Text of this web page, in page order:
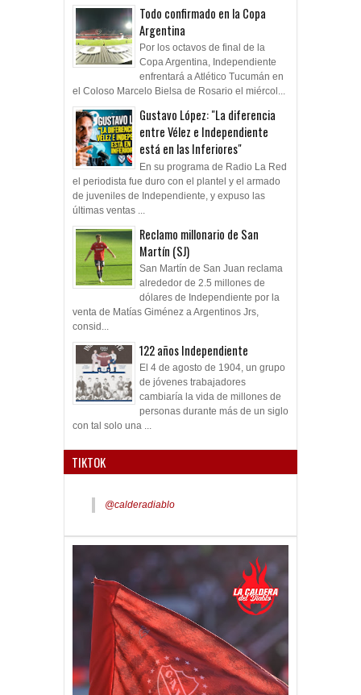
Todo confirmado en la Copa
Argentina
Por los octavos de final de la
Copa Argentina, Independiente
enfrentará a Atlético Tucumán en
el Coloso Marcelo Bielsa de Rosario el miércol...
Gustavo López: "La diferencia
entre Vélez e Independiente
está en las Inferiores"
En su programa de Radio La Red
el periodista fue duro con el plantel y el armado
de juveniles de Independiente, y expuso las
últimas ventas ...
Reclamo millonario de San
Martín (SJ)
San Martín de San Juan reclama
alrededor de 2.5 millones de
dólares de Independiente por la
venta de Matías Giménez a Argentinos Jrs,
consid...
122 años Independiente
El 4 de agosto de 1904, un grupo
de jóvenes trabajadores
cambiaría la vida de millones de
personas durante más de un siglo
con tal solo una ...
TIKTOK
@calderadiablo